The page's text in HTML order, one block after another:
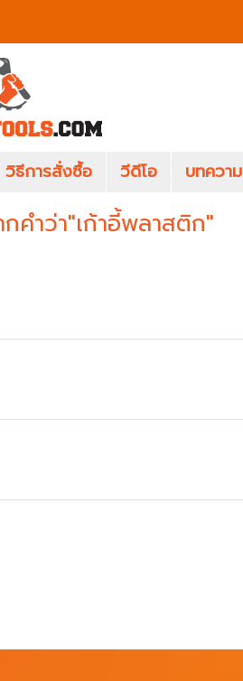
วิธีการสั่งซื้อ วีดีโอ บทความ
คำว่า"เก้าอี้พลาสติก"